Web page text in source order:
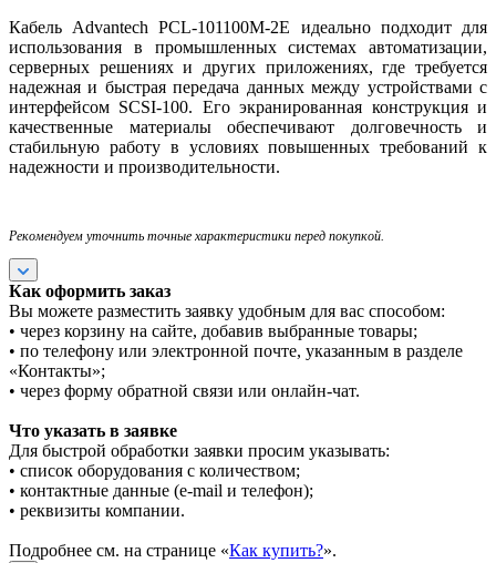
Кабель Advantech PCL-101100M-2E идеально подходит для
использования в промышленных системах автоматизации,
серверных решениях и других приложениях, где требуется
надежная и быстрая передача данных между устройствами с
интерфейсом SCSI-100. Его экранированная конструкция и
качественные материалы обеспечивают долговечность и
стабильную работу в условиях повышенных требований к
надежности и производительности.
Рекомендуем уточнить точные характеристики перед покупкой.
Как оформить заказ
Вы можете разместить заявку удобным для вас способом:
• через корзину на сайте, добавив выбранные товары;
• по телефону или электронной почте, указанным в разделе
«Контакты»;
• через форму обратной связи или онлайн-чат.
Что указать в заявке
Для быстрой обработки заявки просим указывать:
• список оборудования с количеством;
• контактные данные (e-mail и телефон);
• реквизиты компании.
Подробнее см. на странице «Как купить?».